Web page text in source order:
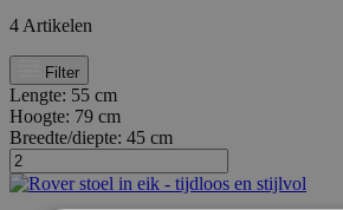
4 Artikelen
Filter
Lengte: 55 cm
Hoogte: 79 cm
Breedte/diepte: 45 cm